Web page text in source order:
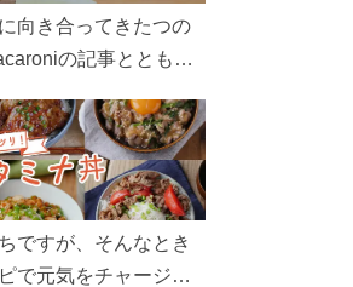
向き合ってきたつの
の記事とともに
へのこだわりまで。
になるコンテンツを
い。
ですが、そんなとき
で元気をチャージ！